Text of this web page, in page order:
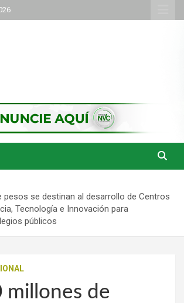
pesos se destinan al desarrollo de Centros
Tecnología e Innovación para
públicos
millones de